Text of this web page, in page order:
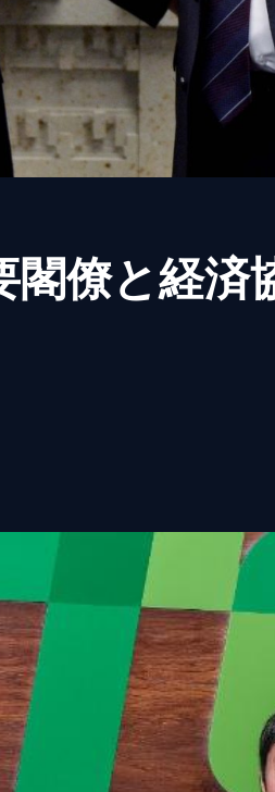
閣僚と経済